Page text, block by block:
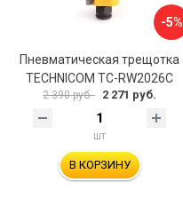
-5%
Пневматическая трещотка
TECHNICOM TC-RW2026C
2 390 руб. 2 271 руб.
шт
В КОРЗИНУ